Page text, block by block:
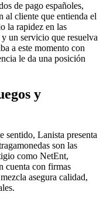
de pago españoles,
al cliente que entienda el
la rapidez en las
un servicio que resuelva
a este momento con
le da una posición
y
sentido, Lanista presenta
son las
como NetEnt,
cuenta con firmas
asegura calidad,